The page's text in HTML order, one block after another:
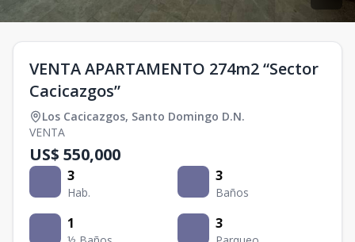
VENTA APARTAMENTO 274m2 “Sector
Cacicazgos”
Los Cacicazgos, Santo Domingo D.N.
VENTA
US$ 550,000
3
Hab.
3
Baños
1 3